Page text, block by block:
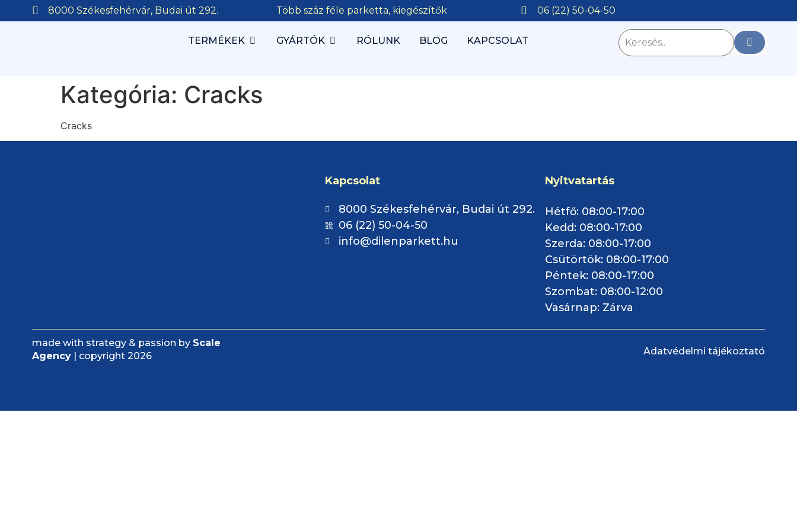
8000 Székesfehérvár, Budai út 292. Több száz féle parketta, kiegészítők 06 (22) 50-04-50
TERMÉKEK GYÁRTÓK RÓLUNK BLOG KAPCSOLAT
Kategória: Cracks
Cracks
Kapcsolat
8000 Székesfehérvár, Budai út 292.
06 (22) 50-04-50
info@dilenparkett.hu
Nyitvatartás
Hétfő: 08:00-17:00
Kedd: 08:00-17:00
Szerda: 08:00-17:00
Csütörtök: 08:00-17:00
Péntek: 08:00-17:00
Szombat: 08:00-12:00
Vasárnap: Zárva
made with strategy & passion by Scale
Agency| copyright 2026 Adatvédelmi tájékoztató